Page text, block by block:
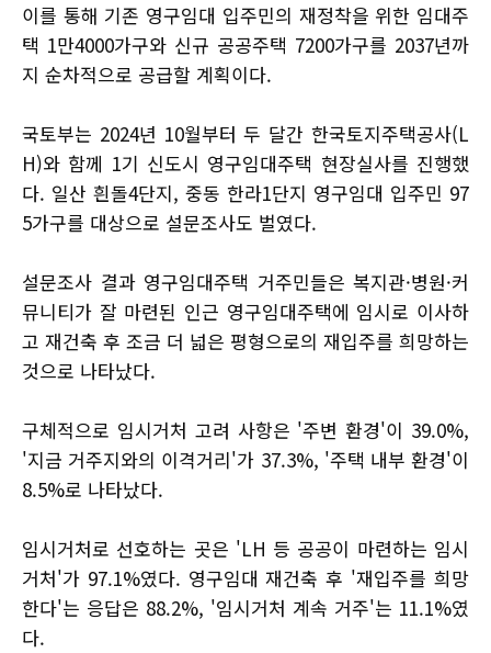
이를 통해 기존 영구임대 입주민의 재정착을 위한 임대주
택 1만4000가구와 신규 공공주택 7200가구를 2037년까
지 순차적으로 공급할 계획이다.
국토부는 2024년 10월부터 두 달간 한국토지주택공사(L
H)와 함께 1기 신도시 영구임대주택 현장실사를 진행했
다. 일산 흰돌4단지, 중동 한라1단지 영구임대 입주민 97
5가구를 대상으로 설문조사도 벌였다.
설문조사 결과 영구임대주택 거주민들은 복지관·병원·커
뮤니티가 잘 마련된 인근 영구임대주택에 임시로 이사하
고 재건축 후 조금 더 넓은 평형으로의 재입주를 희망하는
것으로 나타났다.
구체적으로 임시거처 고려 사항은 '주변 환경'이 39.0%,
'지금 거주지와의 이격거리'가 37.3%, '주택 내부 환경'이
8.5%로 나타났다.
임시거처로 선호하는 곳은 'LH 등 공공이 마련하는 임시
거처'가 97.1%였다. 영구임대 재건축 후 '재입주를 희망
한다'는 응답은 88.2%, '임시거처 계속 거주'는 11.1%였
다.